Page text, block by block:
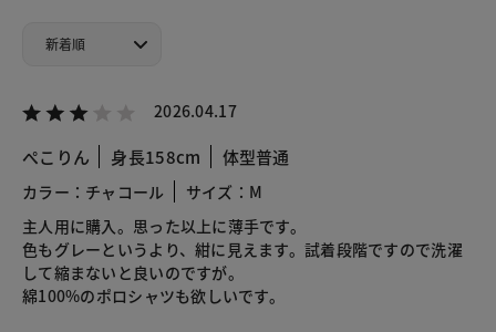
2026.04.17
ぺこりん 身長158cm 体型普通
カラー：チャコール
サイズ：M
主人用に購入。思った以上に薄手です。
色もグレーというより、紺に見えます。試着段階ですので洗濯
して縮まないと良いのですが。
綿100%のポロシャツも欲しいです。